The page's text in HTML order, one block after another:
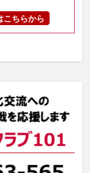
こちらから